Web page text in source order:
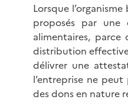
Lorsque
proposés par une
alimentaires,
distribution
délivrer une
l’entreprise ne
des dons en nature